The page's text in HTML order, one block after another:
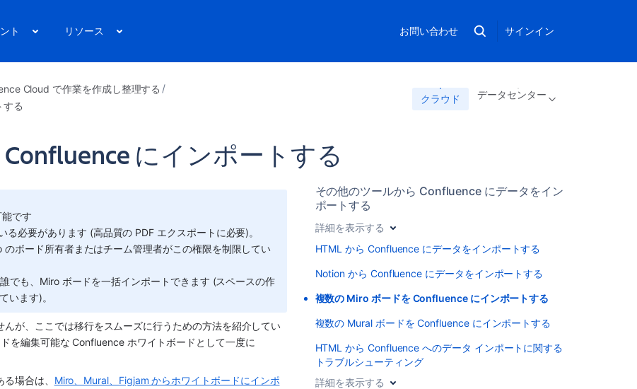
ト リソース お問い合わせ サインイン
Cloud で作業を作成し整理する
する
クラウド データセンター
にインポートする
です
る必要があります (高品質の PDF エクスポートに必要)。
のボード所有者またはチーム管理者がこの権限を制限してい
でも、Miro ボードを一括インポートできます (スペースの作
います)。
が、ここでは移行をスムーズに行うための方法を紹介してい
を編集可能な Confluence ホワイトボードとして一度に
る場合は、 Miro、Mural、Figjam からホワイトボードにインポ
その他のツールから Confluence にデータをイン
ポートする
詳細を表示する
HTML から Confluence にデータをインポートする
Notion から Confluence にデータをインポートする
複数の Miro ボードを Confluence にインポートする
複数の Mural ボードを Confluence にインポートする
HTML から Confluence へのデータ インポートに関する
トラブルシューティング
詳細を表示する